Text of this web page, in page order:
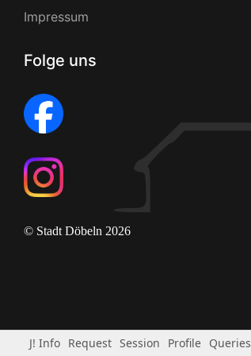
Impressum
Folge uns
© Stadt Döbeln 2026
J! Info Request Session Profile Queries